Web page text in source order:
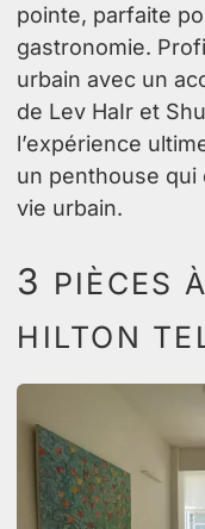
pointe, parfaite
gastronomie.
urbain avec un
de Lev HaIr et
l’expérience
un penthouse qui
vie urbain.
3 PIÈCES
HILTON